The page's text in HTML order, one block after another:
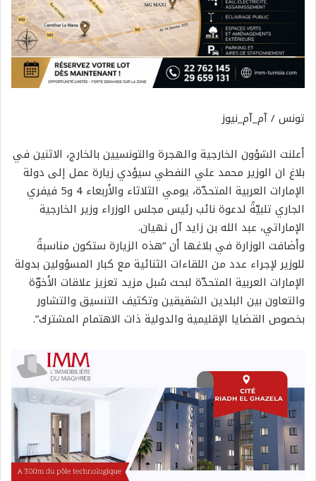
تونس / آم_آم_نيوز
أعلنت الشؤون الخارجية والهجرة والتونسيين بالخارج، الاثنين في
بلاغ ان الوزير محمد علي النفطي سيؤدي زيارة عمل إلى دولة
الإمارات العربية المتحدّة، يومي الثلاثاء والأربعاء 4 و5 فيفري
الجاري تلبيّةً لدعوة نائب رئيس مجلس الوزراء وزير الخارجية
الإماراتي، عبد الله بن زايد آل نهيان.
وأضافت الوزارة في بلاغها أن “هذه الزيارة ستكون مناسبةً
للوزير لإجراء عدد من اللقاءات الثنائية مع كبار المسؤولين بدولة
الإمارات العربية المتحدّة لبحث سُبل مزيد تعزيز علاقات الأخوّة
والتعاون بين البلدين الشقيقين وتكثيف التنسيق والتشاور
بخصوص القضايا الإقليمية والدولية ذات الاهتمام المشترك”.